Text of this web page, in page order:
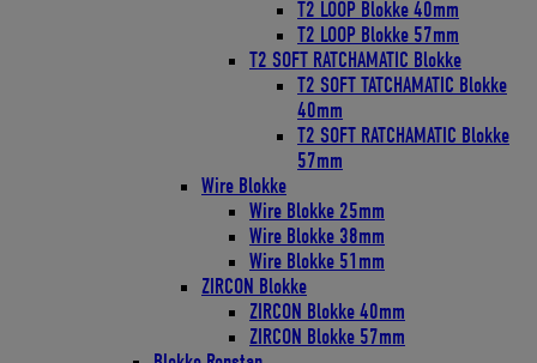
T2 LOOP Blokke 40mm
T2 LOOP Blokke 57mm
T2 SOFT RATCHAMATIC Blokke
T2 SOFT TATCHAMATIC Blokke
40mm
T2 SOFT RATCHAMATIC Blokke
57mm
Wire Blokke
Wire Blokke 25mm
Wire Blokke 38mm
Wire Blokke 51mm
ZIRCON Blokke
ZIRCON Blokke 40mm
ZIRCON Blokke 57mm